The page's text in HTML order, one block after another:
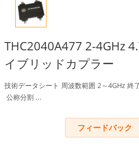
THC2040A477 2-4GHz
イブリッドカプラー
技術データシート 周波数範囲 2～4GHz 終
公称分割 ...
フィードバック